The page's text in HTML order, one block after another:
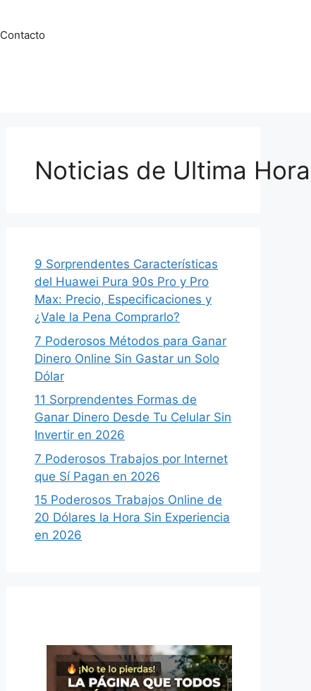
Contacto
Noticias de Ultima
9 Sorprendentes Características
del Huawei Pura 90s Pro y Pro
Max: Precio, Especificaciones y
¿Vale la Pena Comprarlo?
7 Poderosos Métodos para Ganar
Dinero Online Sin Gastar un Solo
Dólar
11 Sorprendentes Formas de
Ganar Dinero Desde Tu Celular Sin
Invertir en 2026
7 Poderosos Trabajos por Internet
que Sí Pagan en 2026
15 Poderosos Trabajos Online de
20 Dólares la Hora Sin Experiencia
en 2026